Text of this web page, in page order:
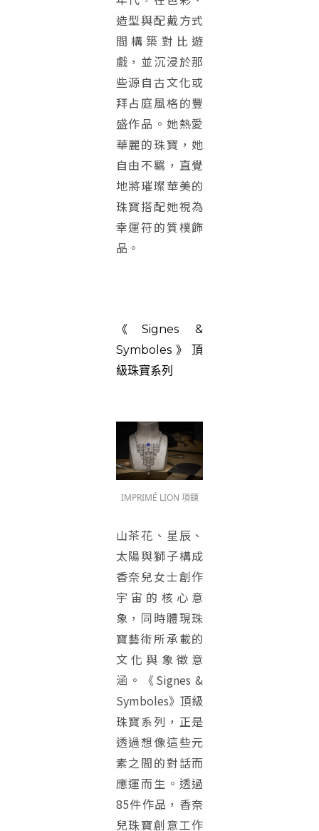
造型與配戴方式
間構築對比遊
戲，並沉浸於那
些源自古文化或
拜占庭風格的豐
盛作品。她熱愛
華麗的珠寶，她
自由不羈，直覺
地將璀璨華美的
珠寶搭配她視為
幸運符的質樸飾
品。
《Signes &
Symboles》頂
級珠寶系列
IMPRIMÉ LION 項鍊
山茶花、星辰、
太陽與獅子構成
香奈兒女士創作
宇宙的核心意
象，同時體現珠
寶藝術所承載的
文化與象徵意
涵。《Signes &
Symboles》頂級
珠寶系列，正是
透過想像這些元
素之間的對話而
應運而生。透過
85件作品，香奈
兒珠寶創意工作